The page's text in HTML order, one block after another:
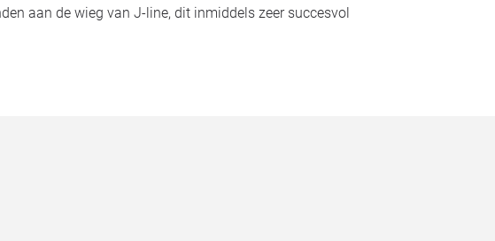
aan de wieg van J-line, dit inmiddels zeer succesvol